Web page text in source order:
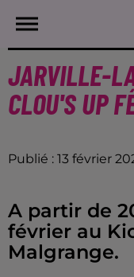
JARVILLE-
CLOU'S UP
Publié : 13 février
A partir de
février au
Malgrange.